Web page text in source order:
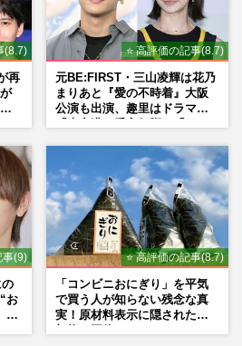
(8.7)
再
⭐ 高評価の記事(8.7)
元BE:FIRST・三山凌輝は花乃
まりあと『愛の不時着』大阪
公演も出演、趣里はドラマ
事(9)
お
歌
⭐ 高評価の記事(8.7)
「コンビニおにぎり」を平気
で買う人が知らない残念な真
実！原材料表示に隠された添